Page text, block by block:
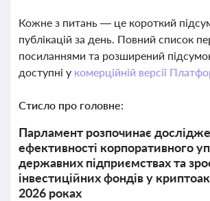
Кожне з питань — це короткий
публікацій за день. Повний список
посиланнями та розширений
доступні у комерційній версії
Стисло про головне:
Парламент розпочинає
ефективності корпоративного
державних підприємствах та
інвестиційних фондів у
2026 роках